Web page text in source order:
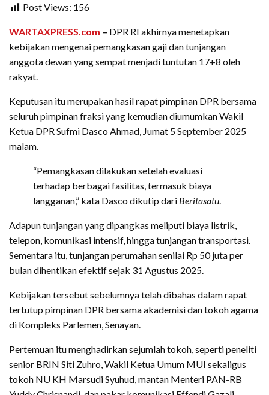
Post Views: 156
WARTAXPRESS.com – DPR RI akhirnya menetapkan
kebijakan mengenai pemangkasan gaji dan tunjangan
anggota dewan yang sempat menjadi tuntutan 17+8 oleh
rakyat.
Keputusan itu merupakan hasil rapat pimpinan DPR bersama
seluruh pimpinan fraksi yang kemudian diumumkan Wakil
Ketua DPR Sufmi Dasco Ahmad, Jumat 5 September 2025
malam.
“Pemangkasan dilakukan setelah evaluasi
terhadap berbagai fasilitas, termasuk biaya
langganan,” kata Dasco dikutip dari Beritasatu.
Adapun tunjangan yang dipangkas meliputi biaya listrik,
telepon, komunikasi intensif, hingga tunjangan transportasi.
Sementara itu, tunjangan perumahan senilai Rp 50 juta per
bulan dihentikan efektif sejak 31 Agustus 2025.
Kebijakan tersebut sebelumnya telah dibahas dalam rapat
tertutup pimpinan DPR bersama akademisi dan tokoh agama
di Kompleks Parlemen, Senayan.
Pertemuan itu menghadirkan sejumlah tokoh, seperti peneliti
senior BRIN Siti Zuhro, Wakil Ketua Umum MUI sekaligus
tokoh NU KH Marsudi Syuhud, mantan Menteri PAN-RB